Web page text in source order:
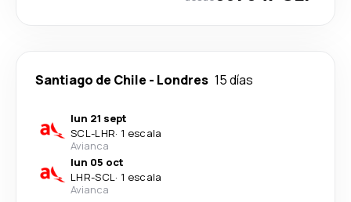
Santiago de Chile - Londres 15 días
lun 21 sept
SCL-LHR· 1 escala
Avianca
lun 05 oct
LHR-SCL· 1 escala
Avianca